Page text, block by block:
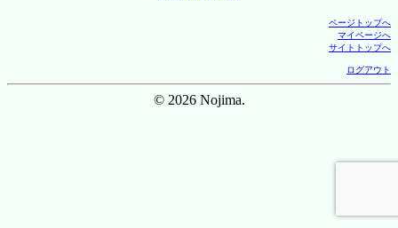
ページトップへ
マイページへ
サイトトップへ
ログアウト
© 2026 Nojima.